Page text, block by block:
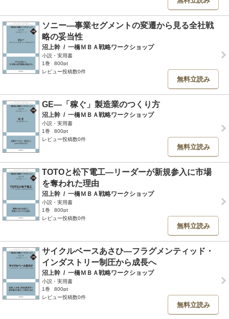
ソニー―事業セグメントの変遷から見る全社戦
略の妥当性
沼上幹 / 一橋ＭＢＡ戦略ワークショップ
小説・実用書
1巻
800pt
レビュー投稿数0件
無料立読み
GE―「稼ぐ」製造業のつくり方
沼上幹 / 一橋ＭＢＡ戦略ワークショップ
小説・実用書
1巻
800pt
レビュー投稿数0件
無料立読み
TOTOと松下電工―リーダーが新規参入に市場
を奪われた理由
沼上幹 / 一橋ＭＢＡ戦略ワークショップ
小説・実用書
1巻
800pt
レビュー投稿数0件
無料立読み
サイクルベースあさひ―フラグメンティッド・
インダストリー制圧から成長へ
沼上幹 / 一橋ＭＢＡ戦略ワークショップ
小説・実用書
1巻
800pt
レビュー投稿数0件
無料立読み